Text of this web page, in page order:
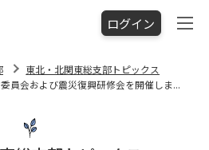
ログイン
東北・北関東総支部トピックス
員会および震災復興研修会を開催しま...